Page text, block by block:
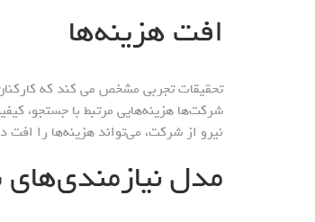
افت هزینه‌ها
تحقیقات تجربی مشخص می کند که
شرکت‌ها هزینه‌هایی مرتبط با جستجو،
نیرو از شرکت، می‌تواند هزینه‌ها را افت
مدل